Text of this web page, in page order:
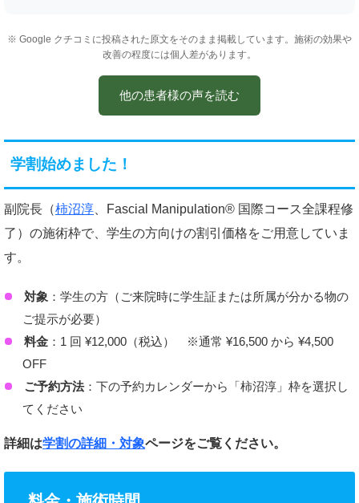
施術時の痛みはありますが、痛み=伸びしろがある、と
考え通っています。
先生方も穏やかでお話ししやすいですっ。
いつもありがとうございます。
母も肩腱板損傷でお世話になり、可動域が広がっていま
何よりサッカーを楽しむ息子の姿が嬉しく有り難く思い
ます。
※ Google クチコミに投稿された原文をそのまま掲載しています。施術の効果や
改善の程度には個人差があります。
他の患者様の声を読む
学割始めました！
副院長（柿沼淳 、Fascial Manipulation® 国際コース全課程修
了）の施術枠で、学生の方向けの割引価格をご用意していま
す。
対象 ：学生の方（ご来院時に学生証または所属が分かる物の
ご提示が必要）
料金：1 回 ¥12,000（税込） ※通常 ¥16,500 から ¥4,500
OFF
ご予約方法：下の予約カレンダーから「柿沼淳」枠を選択し
てください
詳細は学割の詳細・対象ページをご覧ください。